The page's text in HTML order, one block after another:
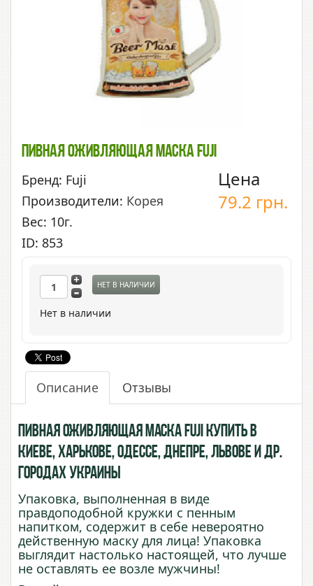
Пивная Оживляющая Маска Fuji
Бренд: Fuji
Производители: Корея
Вес: 10г.
ID: 853
Цена
79.2 грн.
НЕТ В НАЛИЧИИ
Нет в наличии
Описание Отзывы
Пивная оживляющая маска Fuji купить в
Киеве, Харькове, Одессе, Днепре, Львове и др.
городах Украины
Упаковка, выполненная в виде
правдоподобной кружки с пенным
напитком, содержит в себе невероятно
действенную маску для лица! Упаковка
выглядит настолько настоящей, что лучше
не оставлять ее возле мужчины!